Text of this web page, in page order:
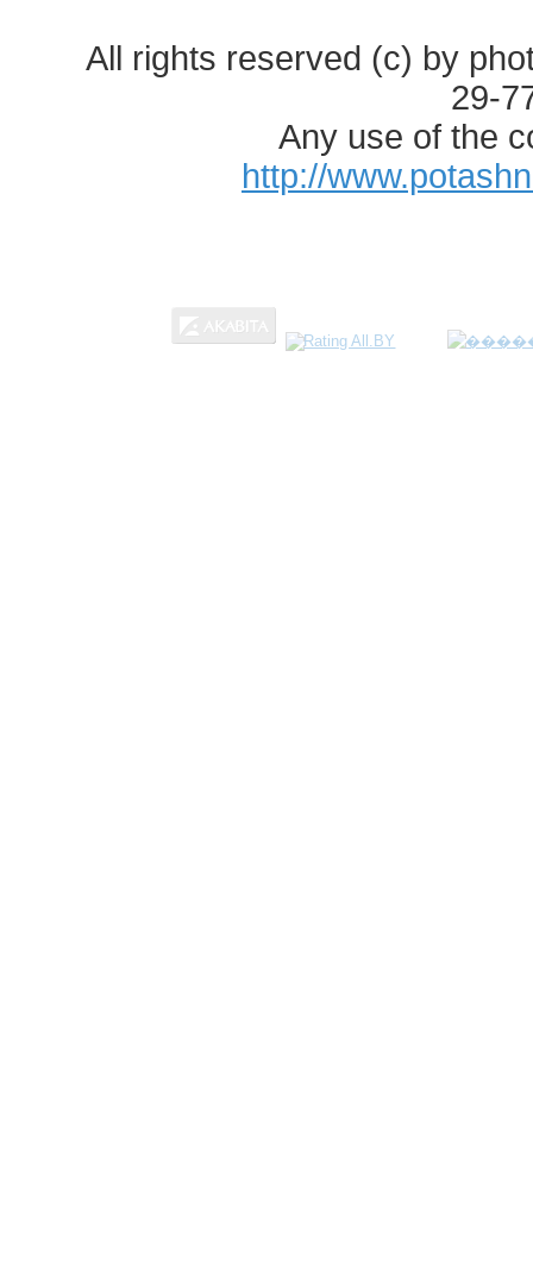
All rights reserved (c) by
29-
Any use of the
http://